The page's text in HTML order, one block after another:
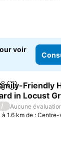
voir
Ajouter à
Friendly
in Locust
/
Aucune
à 1.6 km de :